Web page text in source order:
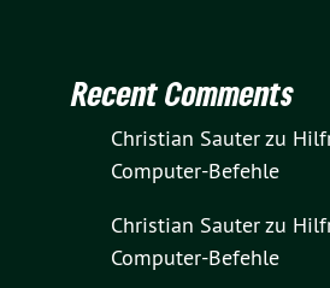
Recent Comments
Christian Sauterzu
Computer-Befehle
Christian Sauterzu
Computer-Befehle